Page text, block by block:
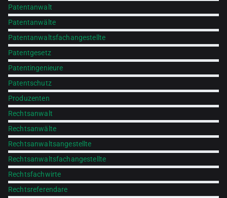
Patentanwalt
Patentanwälte
Patentanwaltsfachangestellte
Patentgesetz
Patentingenieure
Patentschutz
Produzenten
Rechtsanwalt
Rechtsanwälte
Rechtsanwaltsangestellte
Rechtsanwaltsfachangestellte
Rechtsfachwirte
Rechtsreferendare